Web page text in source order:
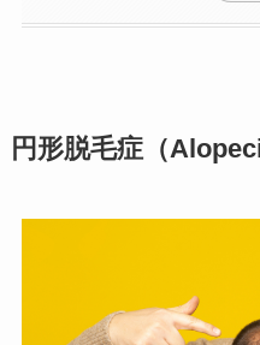
円形脱毛症（